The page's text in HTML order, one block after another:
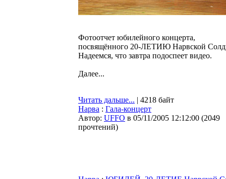
Фотоотчет юбилейного концерта,
посвящённого 20-ЛЕТИЮ Нарвской
Надеемся, что завтра подоспеет видео.
Далее...
Читать дальше... | 4218 байт
Нарва : Гала-концерт
Автор: UFFO в 05/11/2005 12:12:00 (2049
прочтений)